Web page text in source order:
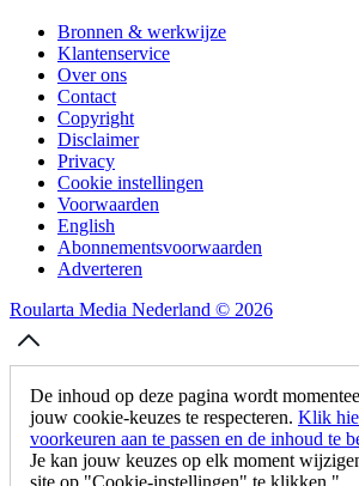
Bronnen & werkwijze
Klantenservice
Over ons
Contact
Copyright
Disclaimer
Privacy
Cookie instellingen
Voorwaarden
English
Abonnementsvoorwaarden
Adverteren
Roularta Media Nederland © 2026
De inhoud op deze pagina wordt
jouw cookie-keuzes te respecteren. Klik
voorkeuren aan te passen en de inhoud te
Je kan jouw keuzes op elk moment